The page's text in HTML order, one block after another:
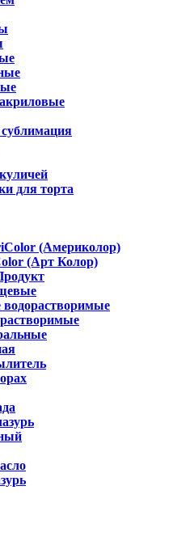
для торта
(Америколор)
(Арт Колор)
водорастворимые